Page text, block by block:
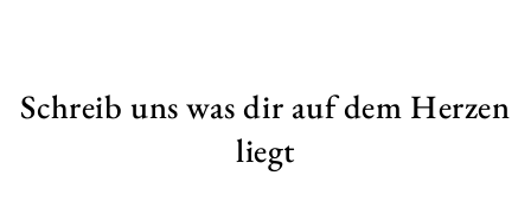
Schreib uns was dir auf dem Herzen
liegt